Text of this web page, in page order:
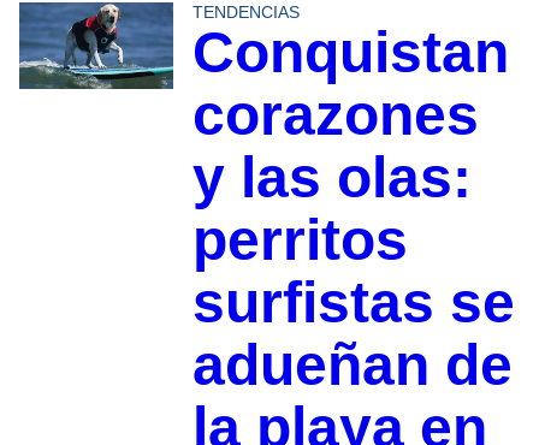
TENDENCIAS
Conquistan
corazones
y las olas:
perritos
surfistas se
adueñan de
la playa en